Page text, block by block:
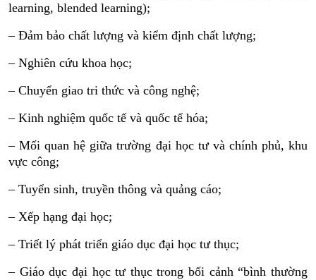
learning, blended learning);
– Đảm bảo chất lượng và kiểm định chất lượng;
– Nghiên cứu khoa học;
– Chuyển giao tri thức và công nghệ;
– Kinh nghiệm quốc tế và quốc tế hóa;
– Mối quan hệ giữa trường đại học tư và chính phủ, khu
vực công;
– Tuyển sinh, truyền thông và quảng cáo;
– Xếp hạng đại học;
– Triết lý phát triển giáo dục đại học tư thục;
– Giáo dục đại học tư thục trong bối cảnh “bình thường